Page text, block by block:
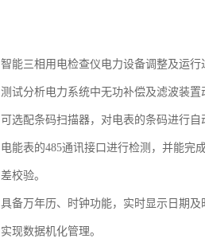
智能三相用电检查仪电力设备调整及运
测试分析电力系统中无功补偿及滤波装
可选配条码扫描器，对电表的条码进行自
电能表的485通讯接口进行检测，并能完
差校验。
具备万年历、时钟功能，实时显示日期
实现数据机化管理。